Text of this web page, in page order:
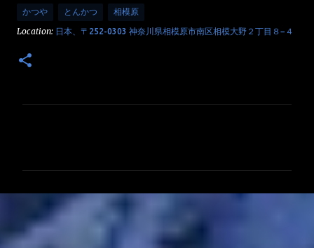
かつや とんかつ 相模原
Location: 日本、〒252-0303 神奈川県相模原市南区相模大野２丁目８−４